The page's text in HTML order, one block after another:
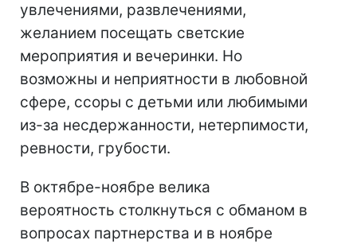
увлечениями, развлечениями,
желанием посещать светские
мероприятия и вечеринки. Но
возможны и неприятности в любовной
сфере, ссоры с детьми или любимыми
из-за несдержанности, нетерпимости,
ревности, грубости.
В октябре-ноябре велика
вероятность столкнуться с обманом в
вопросах партнерства и в ноябре